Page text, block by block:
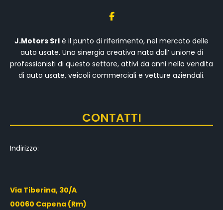
J.Motors Srl è il punto di riferimento, nel mercato delle
auto usate. Una sinergia creativa nata dall’ unione di
professionisti di questo settore, attivi da anni nella vendita
di auto usate, veicoli commerciali e vetture aziendali.
CONTATTI
Indirizzo:
Via Tiberina, 30/A
00060 Capena (Rm)